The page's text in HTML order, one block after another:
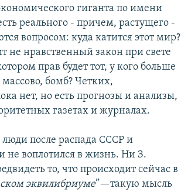
гиганта по имени
реального - причем, растущего -
вопросом: куда катится этот мир?
нравственный закон при свете
прав будет тот, у кого больше
бомб? Четких,
нет, но есть прогнозы и анализы,
газетах и журналах.
после распада СССР и
не воплотился в жизнь. Ни З.
то, что происходит сейчас в
эквилибриуме”—такую мысль